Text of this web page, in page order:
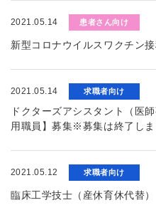
2021.05.14 患者さん向け
新型コロナウイルスワクチン
2021.05.14 求職者向け
ドクターズアシスタント（医
用職員】募集※募集は終了しま
2021.05.12 求職者向け
臨床工学技士（産休育休代替